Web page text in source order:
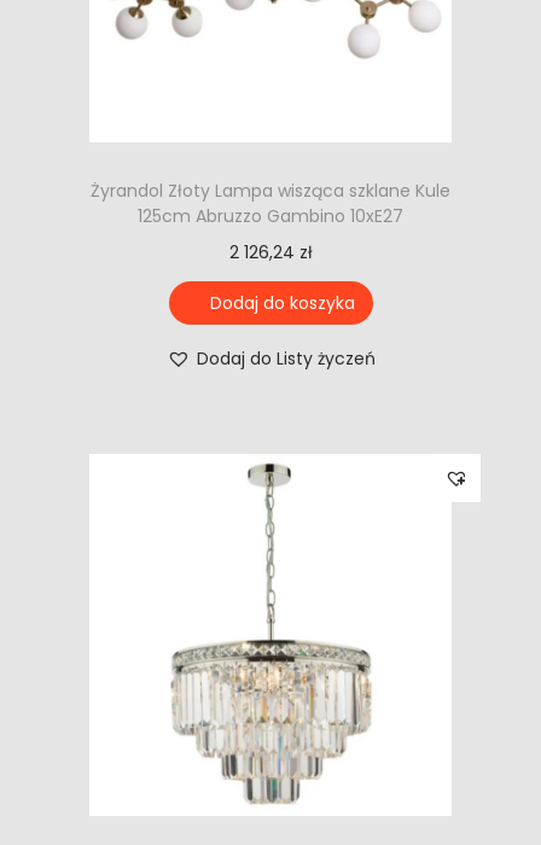
Żyrandol Złoty Lampa wisząca szklane Kule
125cm Abruzzo Gambino 10xE27
2 126,24 zł
Dodaj do koszyka
Dodaj do Listy życzeń